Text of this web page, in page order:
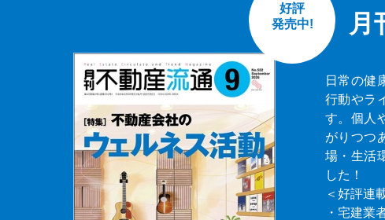
月
好評
発売中!
日常の健
行動やラ
す。個人
がりつつ
場・生活
した！
＜好評連
・宅建業